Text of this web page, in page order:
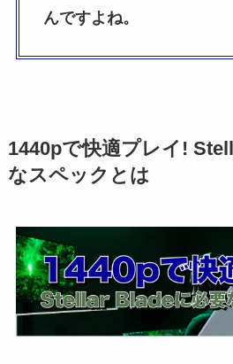
んですよね。
1440pで快適プレイ!
なスペックとは